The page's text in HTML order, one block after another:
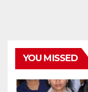
YOU MISSED